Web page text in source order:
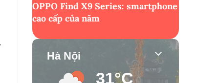
OPPO Find X9 Series: smartphone
cao cấp của năm
Hà Nội
31°C